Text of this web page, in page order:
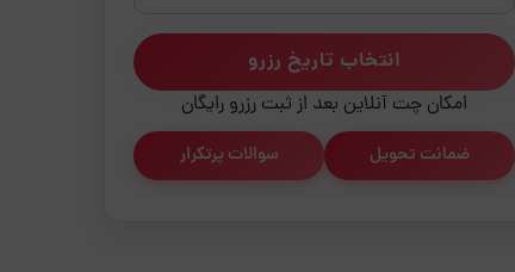
انتخاب تاریخ رزرو
امکان چت آنلاین بعد از ثبت رزرو رایگان
ضمانت تحویل سوالات پرتکرار